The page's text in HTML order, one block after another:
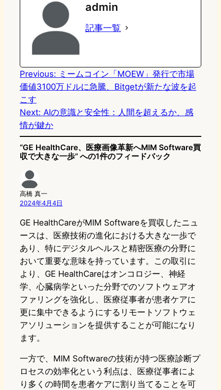
o
d
n
s
k
k
admin
記事一覧
Previous: ミームコイン「MOEW」発行で市場
価値3100万ドルに急騰、Bitgetが新たな波を起
こす
Next: AIの意識と安全性：人間を超えるか、感
情が鍵か
“GE HealthCare、医療画像革新へMIM Software買
収で大きな一歩” への1件のフィードバック
高橋 真一
2024年4月4日
GE HealthCareがMIM Softwareを買収したニュ
ースは、医療技術の進化における大きな一歩で
あり、特にデジタルヘルスと精密医療の分野に
おいて重要な意味を持っています。この取引に
より、GE HealthCareはオンコロジー、神経
学、心臓病学といった分野でのソフトウェアオ
ファリングを強化し、医療従事者が患者ケアに
更に集中できるようにするリモートソフトウェ
アソリューションを提供することが可能になり
ます。
一方で、MIM Softwareの技術が持つ医療診断プ
ロセスの効率化という利点は、医療従事者によ
り多くの時間を患者ケアに割り当てることを可